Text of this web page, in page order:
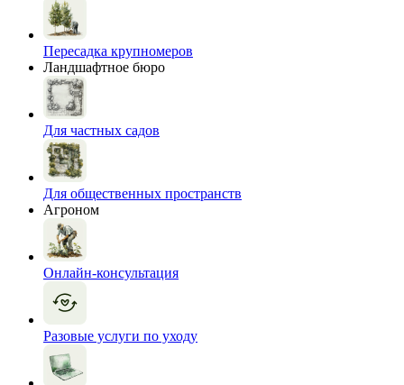
Пересадка крупномеров
Ландшафтное бюро
Для частных садов
Для общественных пространств
Агроном
Онлайн-консультация
Разовые услуги по уходу